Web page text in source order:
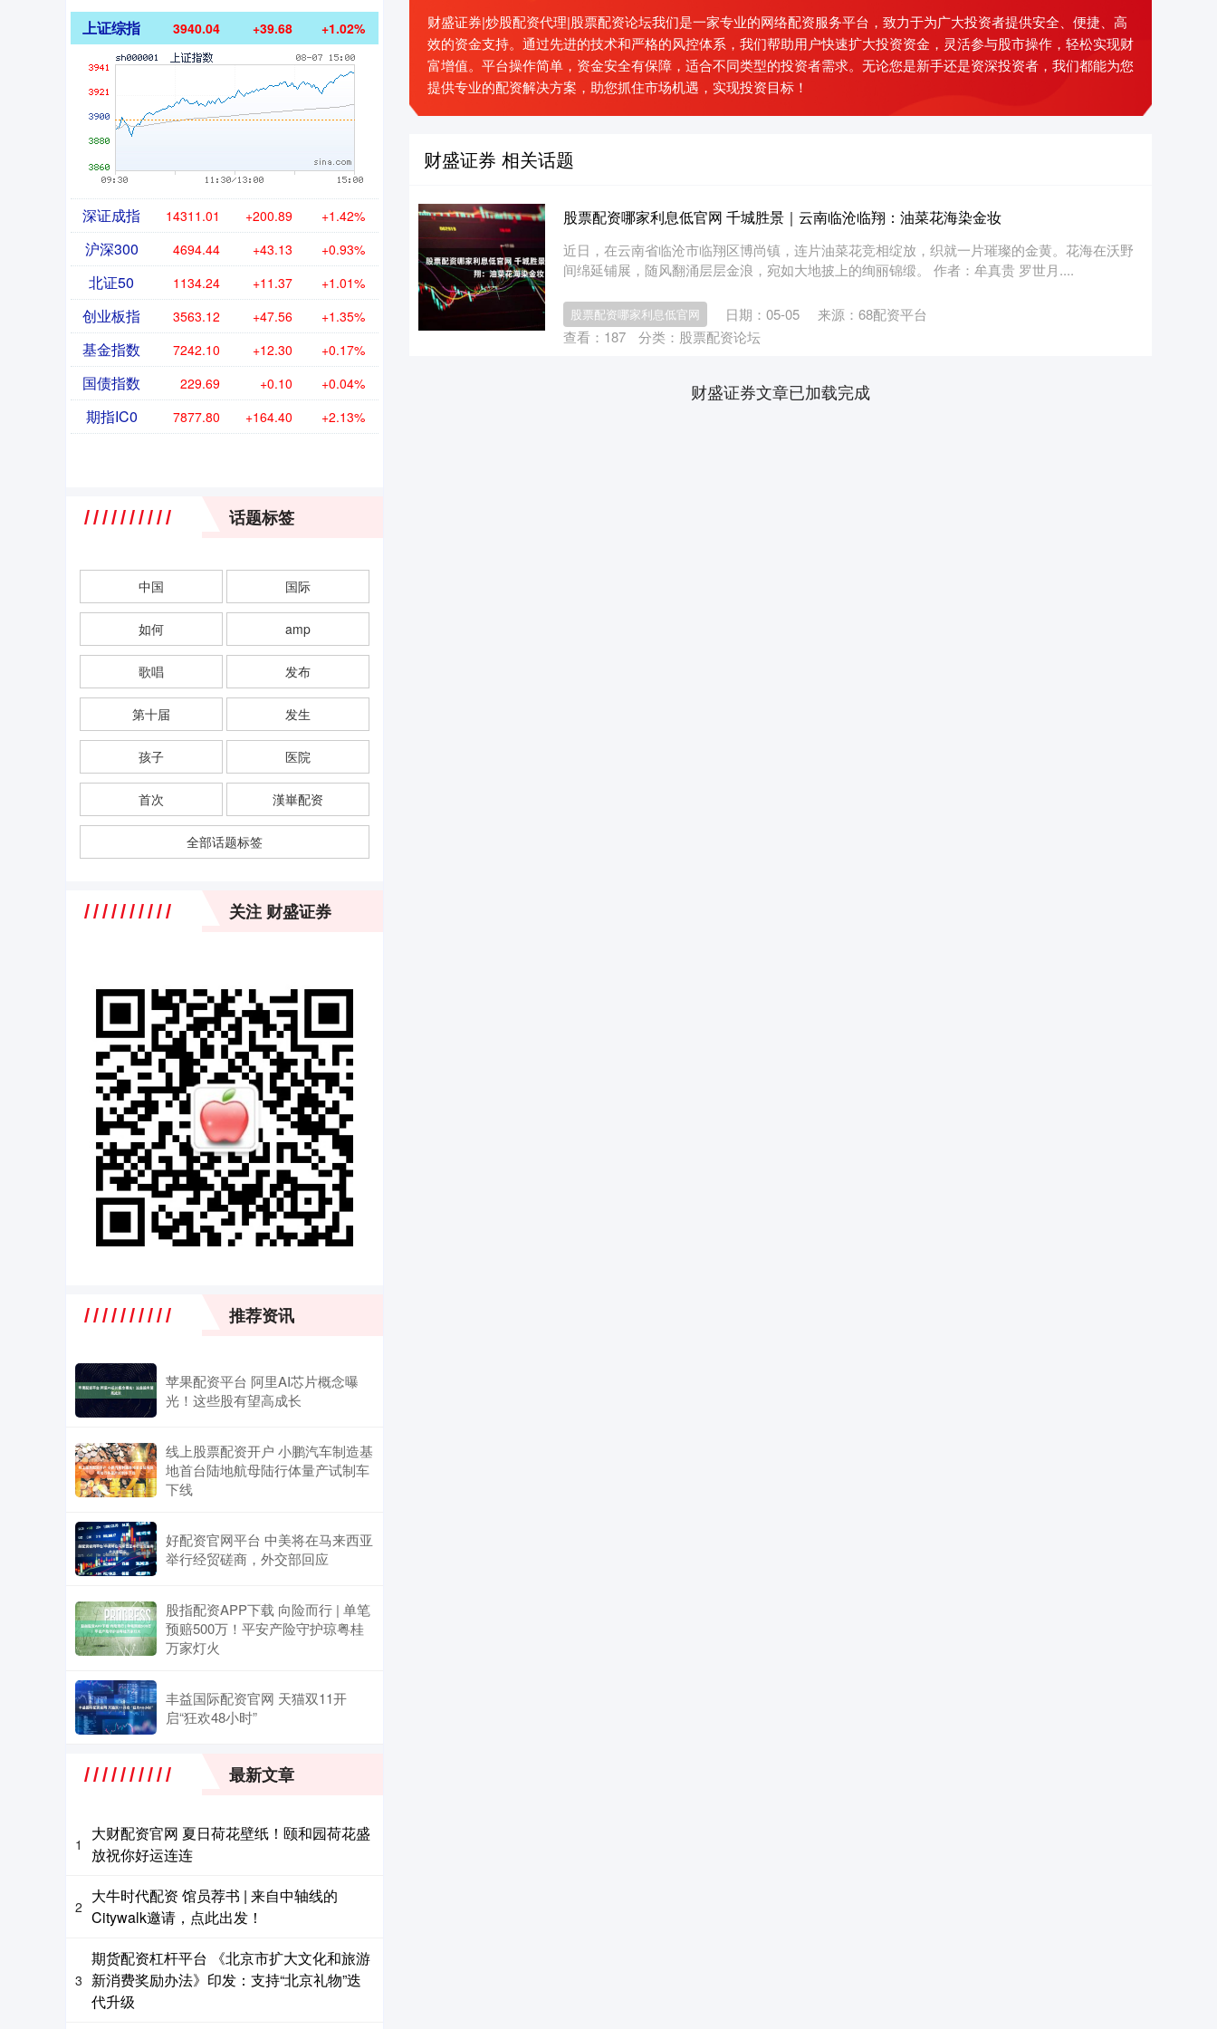
财盛证券|炒股配资代理|股票配资论坛我们是一家专业的网络配资服务平台，致力于为广大投资者提供安全、便捷、高
效的资金支持。通过先进的技术和严格的风控体系，我们帮助用户快速扩大投资资金，灵活参与股市操作，轻松实现财
富增值。平台操作简单，资金安全有保障，适合不同类型的投资者需求。无论您是新手还是资深投资者，我们都能为您
提供专业的配资解决方案，助您抓住市场机遇，实现投资目标！
财盛证券 相关话题
股票配资哪家利息低官网 千城胜景｜云南临沧临翔：油菜花海染金妆
近日，在云南省临沧市临翔区博尚镇，连片油菜花竞相绽放，织就一片璀璨的金黄。花海在沃野
间绵延铺展，随风翻涌层层金浪，宛如大地披上的绚丽锦缎。 作者：牟真贵 罗世月....
股票配资哪家利息低官网 日期：05-05
来源：68配资平台
查看： 187 分类： 股票配资论坛
财盛证券文章已加载完成
上证综指 3940.04 +39.68 +1.02%
深证成指 14311.01 +200.89 +1.42%
沪深300 4694.44 +43.13 +0.93%
北证50 1134.24 +11.37 +1.01%
创业板指 3563.12 +47.56 +1.35%
基金指数 7242.10 +12.30 +0.17%
国债指数 229.69 +0.10 +0.04%
期指IC0 7877.80 +164.40 +2.13%
话题标签
中国 国际
如何 amp
歌唱 发布
第十届 发生
孩子 医院
首次 漢崋配资
全部话题标签
关注 财盛证券
推荐资讯
苹果配资平台 阿里AI芯片概念曝
光！这些股有望高成长
线上股票配资开户 小鹏汽车制造基
地首台陆地航母陆行体量产试制车
下线
好配资官网平台 中美将在马来西亚
举行经贸磋商，外交部回应
股指配资APP下载 向险而行 | 单笔
预赔500万！平安产险守护琼粤桂
万家灯火
丰益国际配资官网 天猫双11开
启“狂欢48小时”
最新文章
1
大财配资官网 夏日荷花壁纸！颐和园荷花盛
放祝你好运连连
2
大牛时代配资 馆员荐书 | 来自中轴线的
Citywalk邀请，点此出发！
3
期货配资杠杆平台 《北京市扩大文化和旅游
新消费奖励办法》印发：支持“北京礼物”迭
代升级